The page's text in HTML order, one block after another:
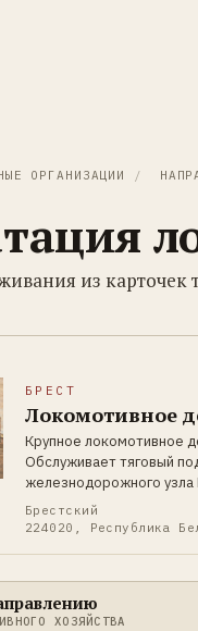
ОРГАНИЗАЦИИ /
из
БРЕСТ
Локомотивное
Крупное локомотивное
Обслуживает тяговый
железнодорожного узла
Брестский
224020, Республика
ХОЗЯЙСТВА